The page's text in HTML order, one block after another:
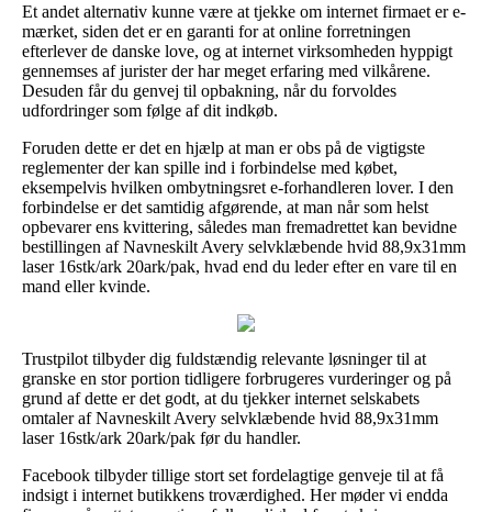
Et andet alternativ kunne være at tjekke om internet firmaet er e-
mærket, siden det er en garanti for at online forretningen
efterlever de danske love, og at internet virksomheden hyppigt
gennemses af jurister der har meget erfaring med vilkårene.
Desuden får du genvej til opbakning, når du forvoldes
udfordringer som følge af dit indkøb.
Foruden dette er det en hjælp at man er obs på de vigtigste
reglementer der kan spille ind i forbindelse med købet,
eksempelvis hvilken ombytningsret e-forhandleren lover. I den
forbindelse er det samtidig afgørende, at man når som helst
opbevarer ens kvittering, således man fremadrettet kan bevidne
bestillingen af Navneskilt Avery selvklæbende hvid 88,9x31mm
laser 16stk/ark 20ark/pak, hvad end du leder efter en vare til en
mand eller kvinde.
Trustpilot tilbyder dig fuldstændig relevante løsninger til at
granske en stor portion tidligere forbrugeres vurderinger og på
grund af dette er det godt, at du tjekker internet selskabets
omtaler af Navneskilt Avery selvklæbende hvid 88,9x31mm
laser 16stk/ark 20ark/pak før du handler.
Facebook tilbyder tillige stort set fordelagtige genveje til at få
indsigt i internet butikkens troværdighed. Her møder vi endda